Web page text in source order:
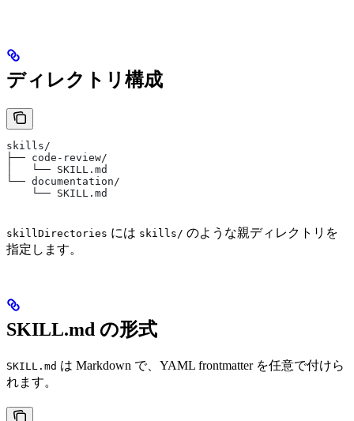
ディレクトリ構成
skills/
├── code-review/
│   └── SKILL.md
└── documentation/
    └── SKILL.md
skillDirectories には skills/ のような親ディレクトリを
指定します。
SKILL.md の形式
SKILL.md は Markdown で、YAML frontmatter を任意で付けら
れます。